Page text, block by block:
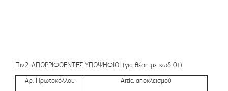
Πιν.2: ΑΠΟΡΡΙΦΘΕΝΤΕΣ ΥΠΟΨΗΦΙΟΙ (για θέση με κωδ 01)
Αρ. Πρωτοκόλλου
Αιτία αποκλεισμού